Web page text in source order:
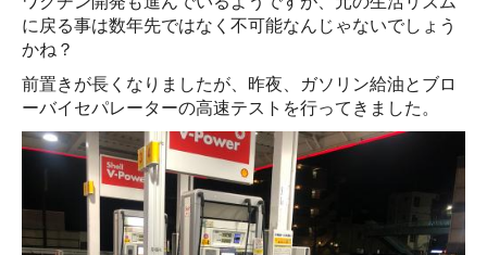
に戻る事は数年先ではなく不可能なんじゃないでしょう
かね？
前置きが長くなりましたが、昨夜、ガソリン給油とブロ
ーバイセパレーターの高速テストを行ってきました。